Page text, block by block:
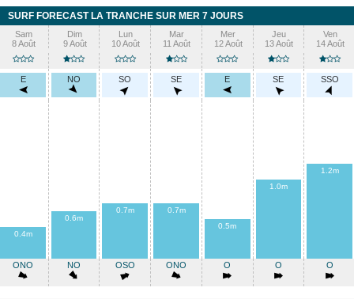
SURF FORECAST LA TRANCHE SUR MER 7 JOURS
Sam
8 Août
Dim
9 Août
Lun
10 Août
Mar
11 Août
Mer
12 Août
Jeu
13 Août
Ven
14 Août
E NO SO SE E SE SSO
0.4m
0.6m
0.7m
0.7m
0.5m
1.0m
1.2m
ONO NO OSO ONO O O O